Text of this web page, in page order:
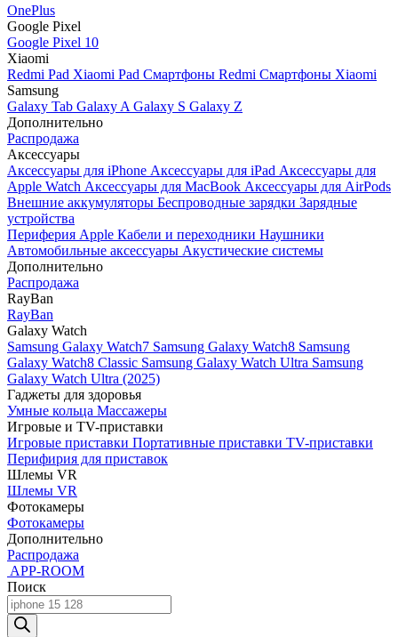
OnePlus
Google Pixel
Google Pixel 10
Xiaomi
Redmi Pad Xiaomi Pad Смартфоны Redmi Смартфоны Xiaomi
Samsung
Galaxy Tab Galaxy A Galaxy S Galaxy Z
Дополнительно
Распродажа
Аксессуары
Аксессуары для iPhone Аксессуары для iPad Аксессуары для
Apple Watch Аксессуары для MacBook Аксессуары для AirPods
Внешние аккумуляторы Беспроводные зарядки Зарядные
устройства
Периферия Apple Кабели и переходники Наушники
Автомобильные аксессуары Акустические системы
Дополнительно
Распродажа
RayBan
RayBan
Galaxy Watch
Samsung Galaxy Watch7 Samsung Galaxy Watch8 Samsung
Galaxy Watch8 Classic Samsung Galaxy Watch Ultra Samsung
Galaxy Watch Ultra (2025)
Гаджеты для здоровья
Умные кольца Массажеры
Игровые и TV-приставки
Игровые приставки Портативные приставки TV-приставки
Перифирия для приставок
Шлемы VR
Шлемы VR
Фотокамеры
Фотокамеры
Дополнительно
Распродажа
APP-ROOM
Поиск
Поиск
товаров